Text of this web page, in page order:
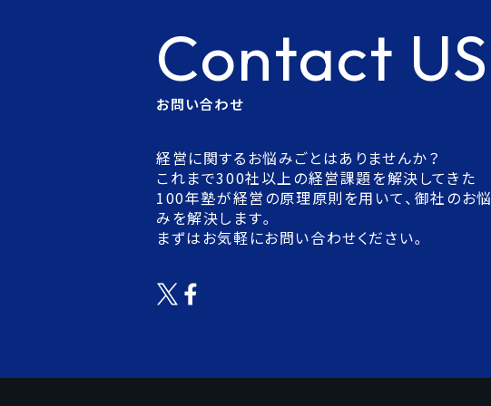
Contact US
お問い合わせ
経営に関するお悩みごとはありませんか？
これまで300社以上の経営課題を解決してきた
100年塾が経営の原理原則を用いて、御社のお悩
みを解決します。
まずはお気軽にお問い合わせください。